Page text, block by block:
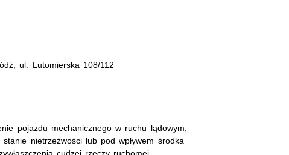
ul. Lutomierska 108/112
pojazdu mechanicznego w ruchu lądowym,
nietrzeźwości lub pod wpływem środka